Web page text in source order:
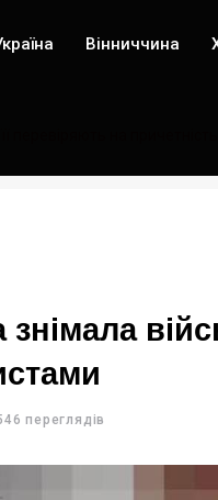
Вінниччина
перевіряють на
переглядів